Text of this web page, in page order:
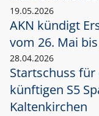
19.05.2026
AKN kündigt
vom 26. Mai
28.04.2026
Startschuss
künftigen S5
Kaltenkirchen